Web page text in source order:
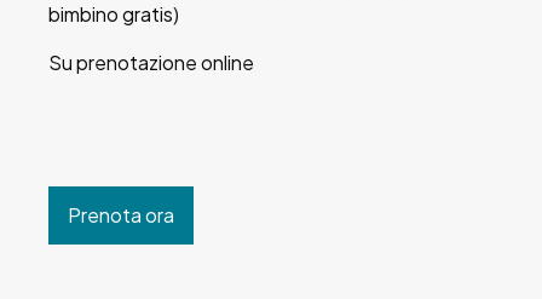
bimbino gratis)
Su prenotazione online
Prenota ora